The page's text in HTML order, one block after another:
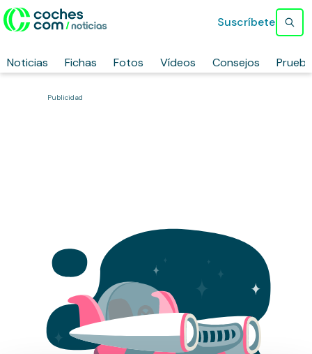
Noticias Fichas Fotos Vídeos Consejos
Suscríbete
Publicidad